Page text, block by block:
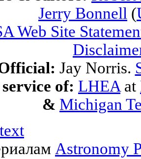
Jerry Bonnell (
Web Site
Jay Norris.
of: LHEA at
& Michigan
Astronomy